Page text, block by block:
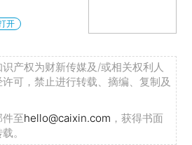
开
产权为财新传媒及/或相关权利人
可，禁止进行转载、摘编、复制及
至hello@caixin.com ，获得书面
。